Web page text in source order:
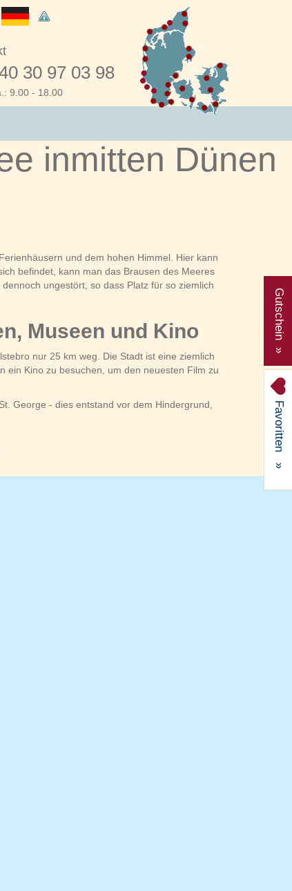
30 97 03 98
9.00 - 18.00
Favoritten
»
Gutschein »
inmitten Dünen
und dem hohen Himmel. Hier kann
befindet, kann man das Brausen des Meeres
ungestört, so dass Platz für so ziemlich
Museen und Kino
nur 25 km weg. Die Stadt ist eine ziemlich
ein Kino zu besuchen, um den neuesten Film zu
George - dies entstand vor dem Hindergrund,